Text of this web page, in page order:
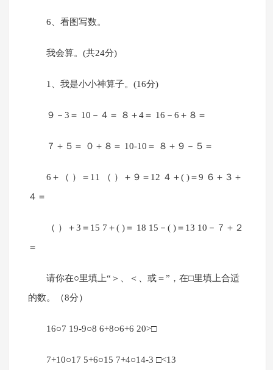
6、看图写数。
我会算。(共24分)
1、我是小小神算子。(16分)
９－3＝ 10－４＝ ８＋4＝ 16－6＋８＝
７＋５＝ ０＋８＝ 10-10＝ ８＋９－５＝
6＋（ ）＝11 （ ）＋９＝12 ４＋( )＝9 ６＋３＋
４＝
（ ）＋3＝15 7＋( )＝ 18 15－( )＝13 10－７＋２
＝
请你在○里填上“＞、＜、或＝”，在□里填上合适
的数。（8分）
16○7 19-9○8 6+8○6+6 20>□
7+10○17 5+6○15 7+4○14-3 □<13